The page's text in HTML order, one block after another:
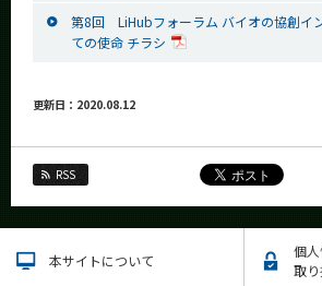
第8回 LiHubフォーラム バイオの協創イ
ての使命 チラシ
更新日：2020.08.12
RSS
本サイトについて
個
取